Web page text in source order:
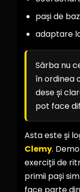
pași de
adaptare
Sârba nu
în ordinea
dese și
pot face
Asta este și
Clemy.
exerciții de
primii pași